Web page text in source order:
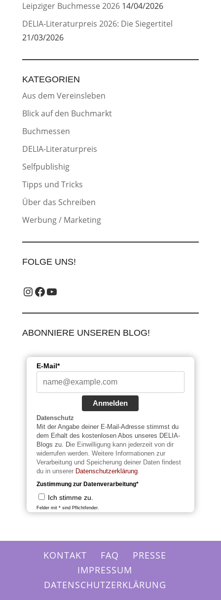
Leipziger Buchmesse 2026 14/04/2026
DELIA-Literaturpreis 2026: Die Siegertitel
21/03/2026
KATEGORIEN
Aus dem Vereinsleben
Blick auf den Buchmarkt
Buchmessen
DELIA-Literaturpreis
Selfpublishig
Tipps und Tricks
Über das Schreiben
Werbung / Marketing
FOLGE UNS!
Instagram_label
Facebook-LabelYouTube-Label
ABONNIERE UNSEREN BLOG!
E-Mail*
Anmelden
Datenschutz
Mit der Angabe deiner E-Mail-Adresse stimmst du
dem Erhalt des kostenlosen Abos unseres DELIA-
Blogs zu. Die Einwilligung kann jederzeit von dir
widerrufen werden. Weitere Informationen zur
Verarbeitung und Speicherung deiner Daten findest
du in unserer Datenschutzerklärung.
Zustimmung zur Datenverarbeitung*
Ich stimme zu.
Felder mit * sind Pflichtfender.
KONTAKT FAQ
PRESSE
IMPRESSUM
DATENSCHUTZERKLÄRUNG